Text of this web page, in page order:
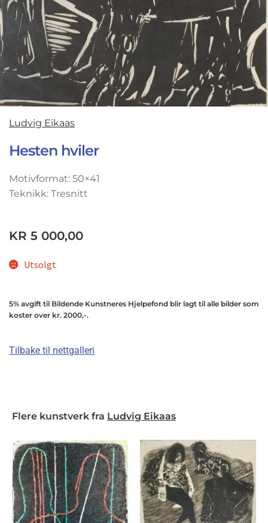
Ludvig Eikaas
Hesten hviler
Motivformat: 50×41
Teknikk: Tresnitt
KR 5 000,00
Utsolgt
5% avgift til Bildende Kunstneres Hjelpefond blir lagt til alle bilder som
koster over kr. 2000,-.
Tilbake til nettgalleri
Flere kunstverk fra Ludvig Eikaas